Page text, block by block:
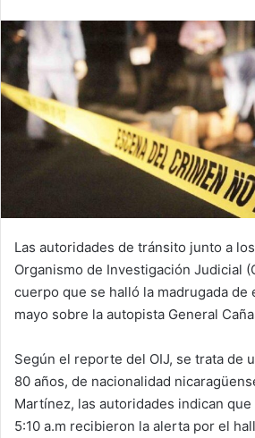
Las autoridades de tránsito junto a
Organismo de Investigación Judicial
cuerpo que se halló la madrugada de
mayo sobre la autopista General
Según el reporte del OIJ, se trata de
80 años, de nacionalidad
Martínez, las autoridades indican
5:10 a.m recibieron la alerta por el